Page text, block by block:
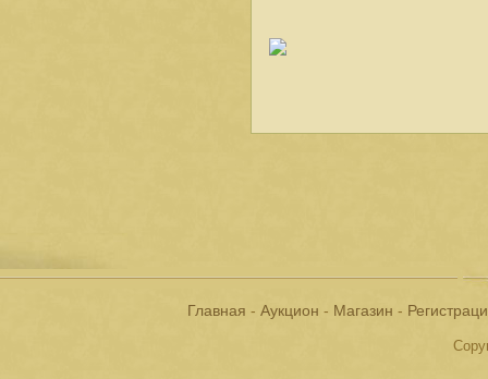
Главная - Аукцион - Магазин -